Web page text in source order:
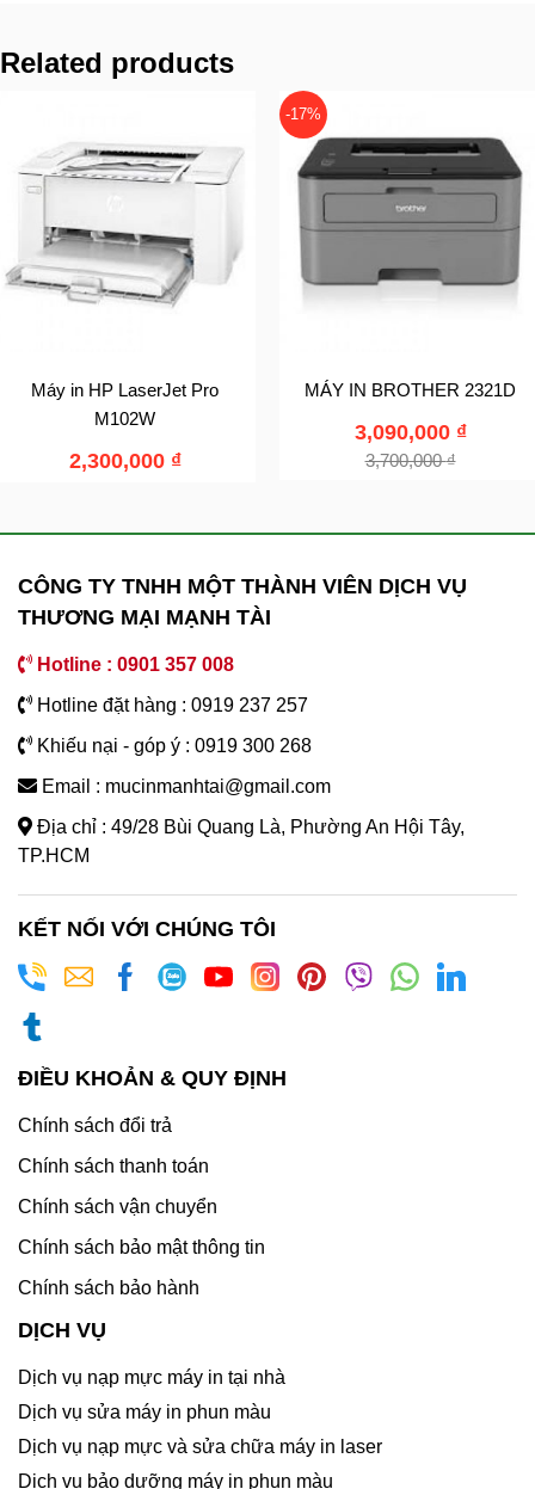
Related products
Máy in HP LaserJet Pro
M102W
2,300,000 ₫
-17%
MÁY IN BROTHER 2321D
3,700,000₫
3,090,000 ₫
CÔNG TY TNHH MỘT THÀNH VIÊN DỊCH VỤ
THƯƠNG MẠI MẠNH TÀI
Hotline : 0901 357 008
Hotline đặt hàng : 0919 237 257
Khiếu nại - góp ý : 0919 300 268
Email : mucinmanhtai@gmail.com
Địa chỉ : 49/28 Bùi Quang Là, Phường An Hội Tây,
TP.HCM
KẾT NỐI VỚI CHÚNG TÔI
ĐIỀU KHOẢN & QUY ĐỊNH
Chính sách đổi trả
Chính sách thanh toán
Chính sách vận chuyển
Chính sách bảo mật thông tin
Chính sách bảo hành
DỊCH VỤ
Dịch vụ nạp mực máy in tại nhà
Dịch vụ sửa máy in phun màu
Dịch vụ nạp mực và sửa chữa máy in laser
Dịch vụ bảo dưỡng máy in phun màu